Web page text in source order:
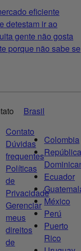
eficiente
detestam ir ao
gente não gosta
porque não sabe se
Contato
Dúvidas
frequentes
Políticas
de
Privacidade
Gerenciar
meus
direitos
de
Brasil
Colombia
República
Ecuador
México
Perú
Puerto
Rico